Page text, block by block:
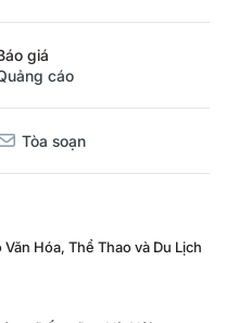
giá
cáo
Tòa soạn
Hóa, Thể Thao và Du Lịch